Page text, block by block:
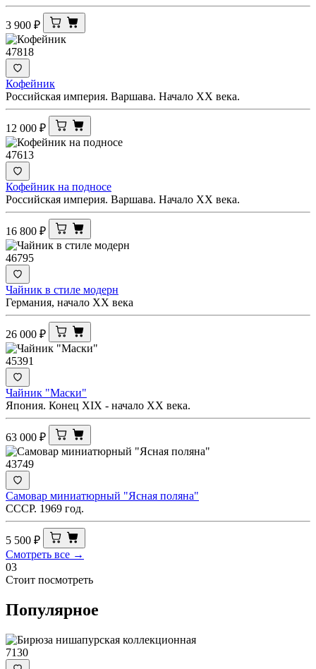
3 900 ₽
47818
Кофейник
Российская империя. Варшава. Начало XX века.
12 000 ₽
47613
Кофейник на подносе
Российская империя. Варшава. Начало XX века.
16 800 ₽
46795
Чайник в стиле модерн
Германия, начало XX века
26 000 ₽
45391
Чайник "Маски"
Япония. Конец XIX - начало XX века.
63 000 ₽
43749
Самовар миниатюрный "Ясная поляна"
СССР. 1969 год.
5 500 ₽
Смотреть все →
03
Стоит посмотреть
Популярное
7130